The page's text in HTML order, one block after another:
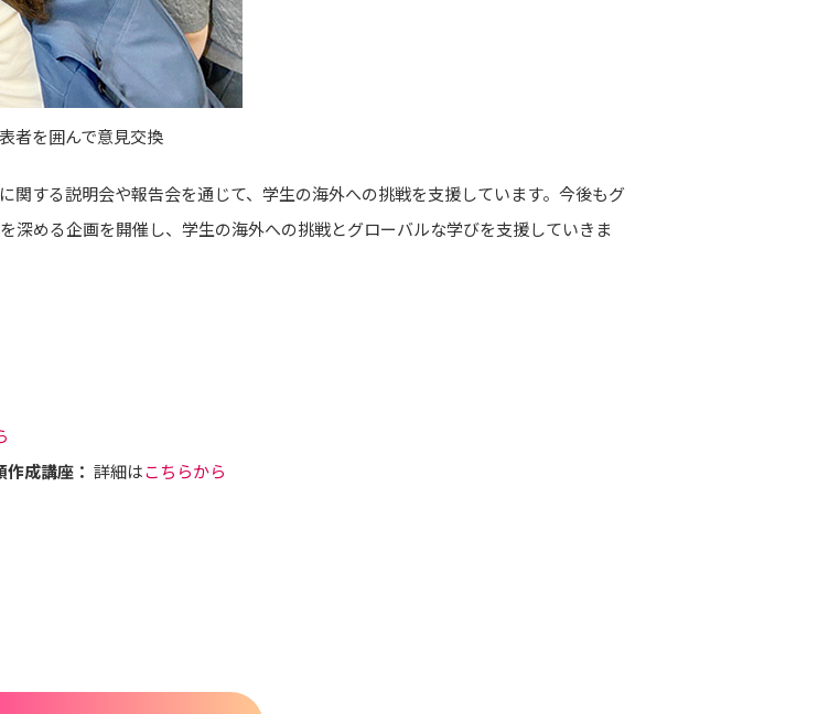
者を囲んで意見交換
関する説明会や報告会を通じて、学生の海外への挑戦を支援しています。今後もグ
深める企画を開催し、学生の海外への挑戦とグローバルな学びを支援していきま
作成講座： 詳細はこちらから